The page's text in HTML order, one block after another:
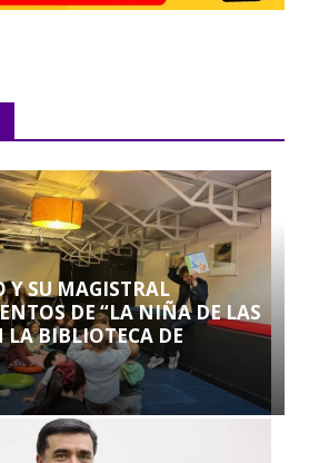
Y SU MAGISTRAL
DE “LA NIÑA DE LAS
LA BIBLIOTECA DE